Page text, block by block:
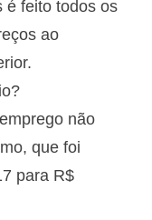
é feito todos os
ao
não
que foi
para R$